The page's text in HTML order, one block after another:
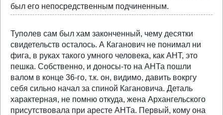
был его непосредственным подчиненным.
Туполев сам был хам законченный, чему десятки
свидетельств осталось. А Каганович не понимал ни
фига, в руках такого умного человека, как АНТ, это
пешка. Собственно, и доносы-то на АНТа пошли
валом в конце 36-го, т.к. он, видимо, давить вокргу
себя сильно начал за спиной Кагановича. Деталь
характерная, не помню откуда, жена Архангельского
присутствовала при аресте АНТа. Первый, кому она